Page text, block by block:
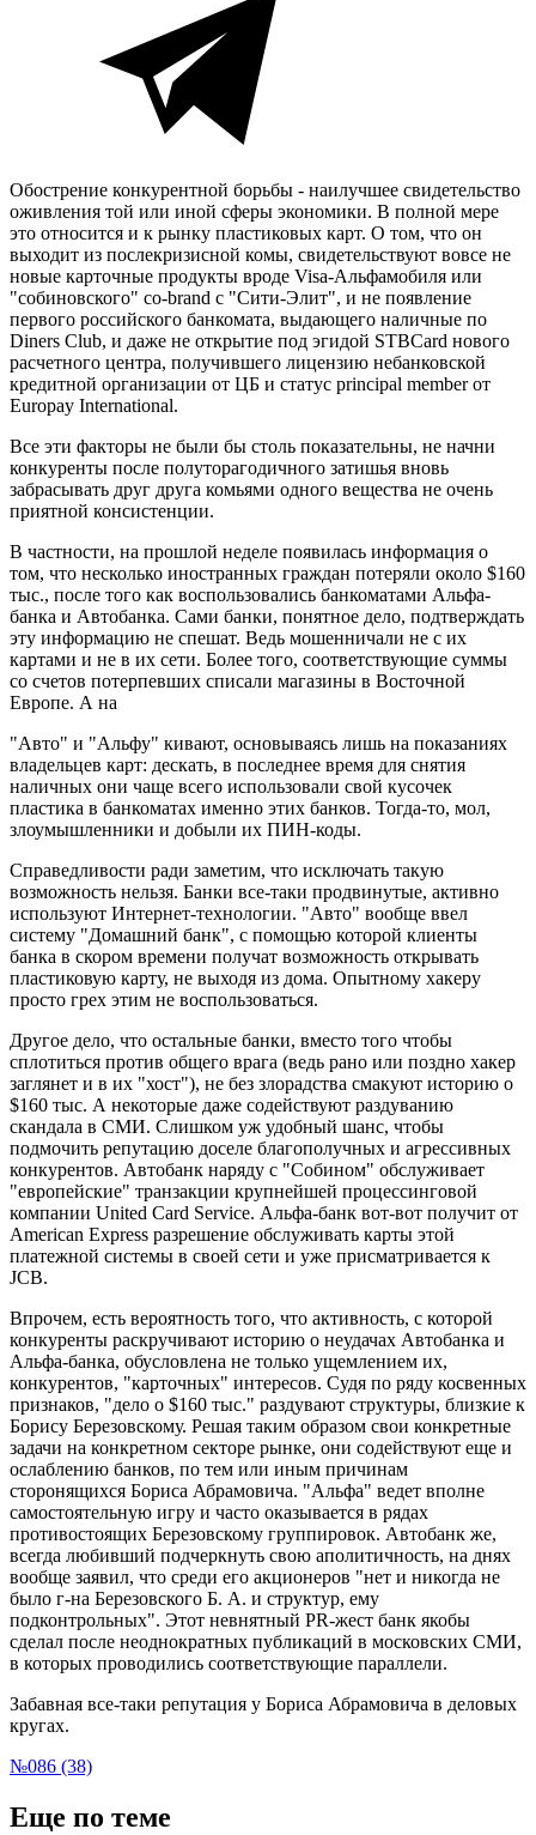
Обострение конкурентной борьбы - наилучшее свидетельство
оживления той или иной сферы экономики. В полной мере
это относится и к рынку пластиковых карт. О том, что он
выходит из послекризисной комы, свидетельствуют вовсе не
новые карточные продукты вроде Visa-Альфамобиля или
"собиновского" co-brand с "Сити-Элит", и не появление
первого российского банкомата, выдающего наличные по
Diners Club, и даже не открытие под эгидой STBCard нового
расчетного центра, получившего лицензию небанковской
кредитной организации от ЦБ и статус principal member от
Europay International.
Все эти факторы не были бы столь показательны, не начни
конкуренты после полуторагодичного затишья вновь
забрасывать друг друга комьями одного вещества не очень
приятной консистенции.
В частности, на прошлой неделе появилась информация о
том, что несколько иностранных граждан потеряли около $160
тыс., после того как воспользовались банкоматами Альфа-
банка и Автобанка. Сами банки, понятное дело, подтверждать
эту информацию не спешат. Ведь мошенничали не с их
картами и не в их сети. Более того, соответствующие суммы
со счетов потерпевших списали магазины в Восточной
Европе. А на
"Авто" и "Альфу" кивают, основываясь лишь на показаниях
владельцев карт: дескать, в последнее время для снятия
наличных они чаще всего использовали свой кусочек
пластика в банкоматах именно этих банков. Тогда-то, мол,
злоумышленники и добыли их ПИН-коды.
Справедливости ради заметим, что исключать такую
возможность нельзя. Банки все-таки продвинутые, активно
используют Интернет-технологии. "Авто" вообще ввел
систему "Домашний банк", с помощью которой клиенты
банка в скором времени получат возможность открывать
пластиковую карту, не выходя из дома. Опытному хакеру
просто грех этим не воспользоваться.
Другое дело, что остальные банки, вместо того чтобы
сплотиться против общего врага (ведь рано или поздно хакер
заглянет и в их "хост"), не без злорадства смакуют историю о
$160 тыс. А некоторые даже содействуют раздуванию
скандала в СМИ. Слишком уж удобный шанс, чтобы
подмочить репутацию доселе благополучных и агрессивных
конкурентов. Автобанк наряду с "Собином" обслуживает
"европейские" транзакции крупнейшей процессинговой
компании United Card Service. Альфа-банк вот-вот получит от
American Express разрешение обслуживать карты этой
платежной системы в своей сети и уже присматривается к
JCB.
Впрочем, есть вероятность того, что активность, с которой
конкуренты раскручивают историю о неудачах Автобанка и
Альфа-банка, обусловлена не только ущемлением их,
конкурентов, "карточных" интересов. Судя по ряду косвенных
признаков, "дело о $160 тыс." раздувают структуры, близкие к
Борису Березовскому. Решая таким образом свои конкретные
задачи на конкретном секторе рынке, они содействуют еще и
ослаблению банков, по тем или иным причинам
сторонящихся Бориса Абрамовича. "Альфа" ведет вполне
самостоятельную игру и часто оказывается в рядах
противостоящих Березовскому группировок. Автобанк же,
всегда любивший подчеркнуть свою аполитичность, на днях
вообще заявил, что среди его акционеров "нет и никогда не
было г-на Березовского Б. А. и структур, ему
подконтрольных". Этот невнятный PR-жест банк якобы
сделал после неоднократных публикаций в московских СМИ,
в которых проводились соответствующие параллели.
Забавная все-таки репутация у Бориса Абрамовича в деловых
кругах.
№086 (38)
Еще по теме